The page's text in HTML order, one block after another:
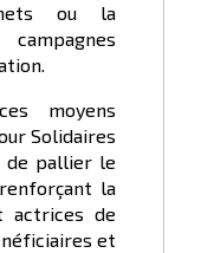
ou la
moyens
Solidaires
de pallier le
la
actrices de
et